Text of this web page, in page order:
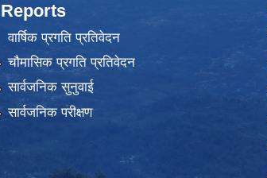
Reports
वार्षिक प्रगति प्रतिवेदन
चौमासिक प्रगति प्रतिवेदन
सार्वजनिक सुनुवाई
सार्वजनिक परीक्षण